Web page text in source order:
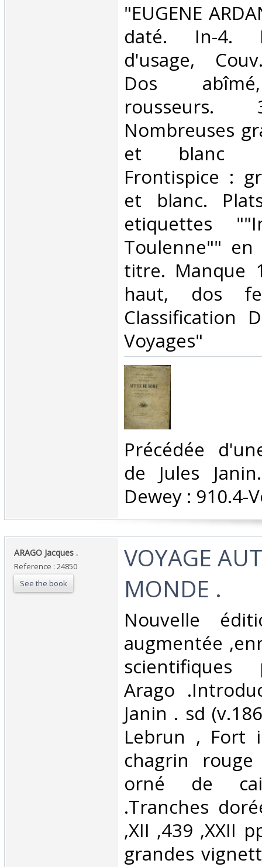
‎"EUGENE
daté. In-4.
d'usage,
Dos
rousseurs.
Nombreuses
et blanc
Frontispice :
et blanc.
etiquettes
Toulenne""
titre. Manque
haut, dos
Classification
Voyages"‎
‎Précédée
de Jules
Dewey : 910.4-
‎ARAGO Jacques .‎
Reference : 24850
See the book
‎VOYAGE
MONDE .‎
‎Nouvelle
augmentée
scientifiques
Arago
Janin . sd
Lebrun , Fort
chagrin
orné de
.Tranches
,XII ,439 ,XXII
grandes